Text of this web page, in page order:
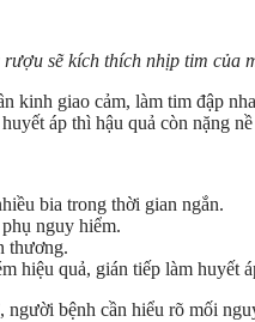
sẽ kích thích nhịp tim của
kinh giao cảm, làm tim đập
áp thì hậu quả còn nặng
bia trong thời gian ngắn.
nguy hiểm.
thương.
hiệu quả, gián tiếp làm huyết
bệnh cần hiểu rõ mối